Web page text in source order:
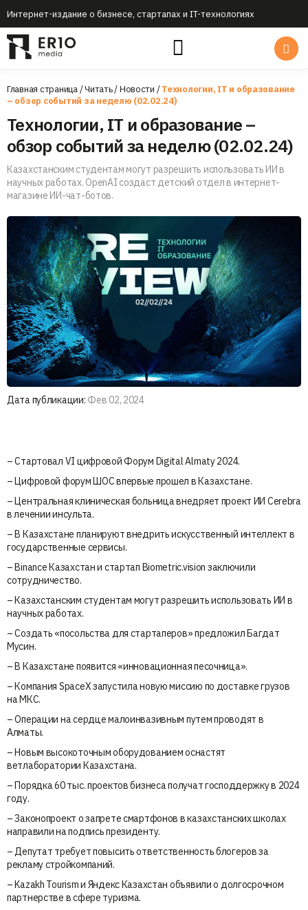
Интернет-издание о бизнесе, стартапах и IT-технологиях
Главная страница/Читать/Новости /Технологии, IT и образование
– обзор событий за неделю (02.02.24)
Технологии, IT и образование –
обзор событий за неделю (02.02.24)
Казахстанским студентам могут разрешить использовать ИИ в
научных работах. OpenAI создаст детский отдел в интернет-
магазине ИИ-чат-ботов.
Дата публикации: Фев 02, 2024
– Стартовал VI цифровой Форум Digital Almaty 2024.
– Цифровой форум ШОС впервые прошел в Казахстане.
– Центральная клиническая больница внедряет проект ИИ Cerebra
в лечении инсульта.
– В Казахстане планируют внедрить искусственный интеллект в
государственные сервисы.
– Binance Казахстан и стартап Biometric.vision заключили
сотрудничество.
– Казахстанским студентам могут разрешить использовать ИИ в
научных работах.
– Создать «посольства для стартаперов» предложил Багдат
Мусин.
– В Казахстане появится «инновационная песочница».
– Компания SpaceX запустила новую миссию по доставке грузов
на МКС.
– Операции на сердце малоинвазивным путем проводят в
Алматы.
– Новым высокоточным оборудованием оснастят
ветлаборатории Казахстана.
– Порядка 60 тыс. проектов бизнеса получат господдержку в 2024
году.
– Законопроект о запрете смартфонов в казахстанских школах
направили на подпись президенту.
– Депутат требует повысить ответственность блогеров за
рекламу стройкомпаний.
– Kazakh Tourism и Яндекс Казахстан объявили о долгосрочном
партнерстве в сфере туризма.